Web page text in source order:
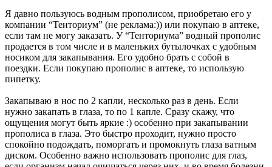
Я давно пользуюсь водным прополисом, приобретаю его у
компании “Тенториум” (не реклама:)) или покупаю в аптеке,
если там не могу заказать. У “Тенториума” водный прополис
продается в том числе и в маленьких бутылочках с удобным
носиком для закапывания. Его удобно брать с собой в
поездки. Если покупаю прополис в аптеке, то использую
пипетку.
Закапываю в нос по 2 капли, несколько раз в день. Если
нужно закапать в глаза, то по 1 капле. Сразу скажу, что
ощущения могут быть яркие :) особенно при закапывании
прополиса в глаза. Это быстро проходит, нужно просто
спокойно подождать, поморгать и промокнуть глаза ватным
диском. Особенно важно использовать прополис для глаз,